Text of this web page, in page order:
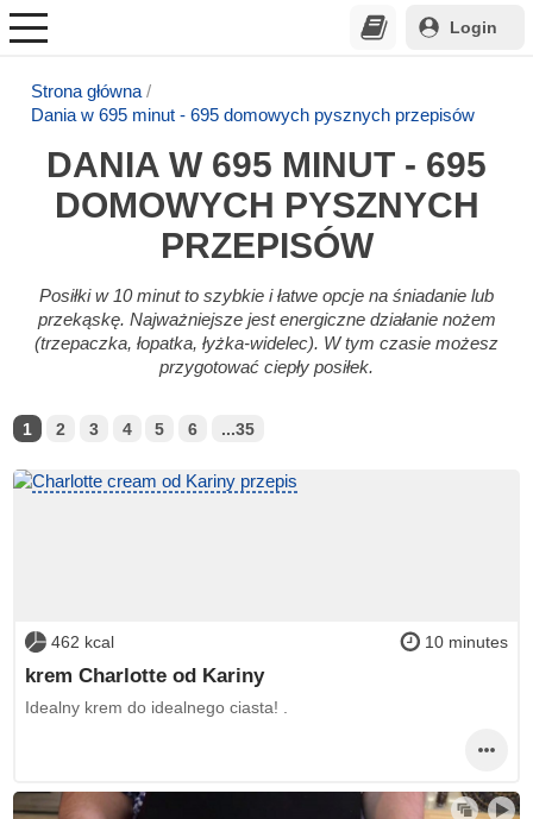
Login
Strona główna
Dania w 695 minut - 695 domowych pysznych przepisów
DANIA W 695 MINUT - 695
DOMOWYCH PYSZNYCH
PRZEPISÓW
Posiłki w 10 minut to szybkie i łatwe opcje na śniadanie lub
przekąskę. Najważniejsze jest energiczne działanie nożem
(trzepaczka, łopatka, łyżka-widelec). W tym czasie możesz
przygotować ciepły posiłek.
1 2 3 4 5 6 ...35
462 kcal 10 minutes
krem Charlotte od Kariny
Idealny krem do idealnego ciasta! .